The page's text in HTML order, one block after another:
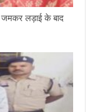
लड़ाई के बाद